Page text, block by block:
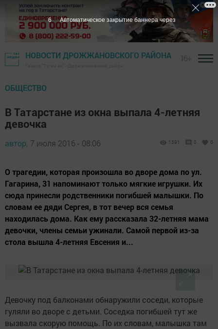
НОВОСТИ ДРОЖЖАНОВСКОГО РАЙОНА
ОБЩЕСТВО
В Татарстане из окна выпала 4-летняя
девочка
автор, 7 июля 2016 - 08:06 1591 0 0
О трагедии, которая произошла во дворе дома по ул.
Гагарина, 31 напоминают только мягкие игрушки. Их
сюда принесли родственники погибшей малышки. По
словам ее дяди Сергея, в тот вечер вся семья
находилась дома. Как ему рассказала 32-летняя мама
девочки, члены семьи ужинали. Самой первой из-за
стола вышла 4-летняя Евсения и...
Девочку под балконами обнаружили соседи, которые
гуляли во дворе с детьми. Соседка погибшей тут же
вызвала скорую помощь. По их словам, малышка там
5 Автоматическое закрытие баннера через